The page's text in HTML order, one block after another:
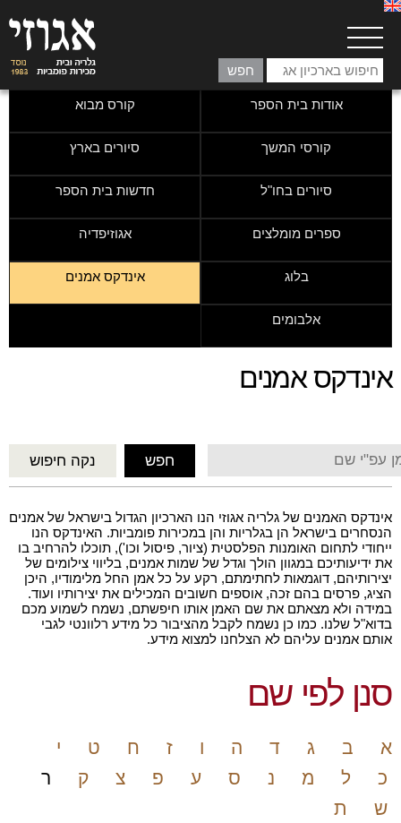
אודות בית הספר קורס מבוא
קורסי המשך סיורים בארץ
סיורים בחו"ל חדשות בית הספר
ספרים מומלצים אגוזיפדיה
בלוג אינדקס אמנים
אלבומים
אינדקס אמנים
אינדקס האמנים של גלריה אגוזי הנו הארכיון הגדול בישראל של אמנים
הנסחרים בישראל הן בגלריות והן במכירות פומביות. האינדקס הנו
ייחודי לתחום האומנות הפלסטית (ציור, פיסול וכו'), תוכלו להרחיב בו
את ידיעותיכם במגוון הולך וגדל של שמות אמנים, בליווי צילומים של
יצירותיהם, דוגמאות לחתימתם, רקע על כל אמן החל מלימודיו, היכן
הציג, פרסים בהם זכה, אוספים חשובים המכילים את יצירותיו ועוד.
במידה ולא מצאתם את שם האמן אותו חיפשתם, נשמח לשמוע מכם
בדוא"ל שלנו. כמו כן נשמח לקבל מהציבור כל מידע רלוונטי לגבי
אותם אמנים עליהם לא הצלחנו למצוא מידע.
סנן לפי שם
א ב ג ד ה ו ז ח ט
י
כ
ל מ נ ס ע פ צ ק
ר
ש
ת